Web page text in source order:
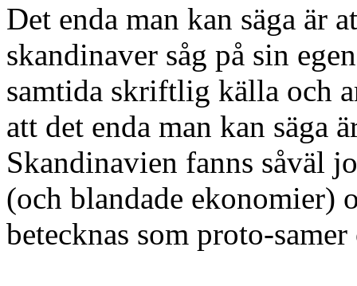
Det enda man kan säga är
skandinaver såg på sin
samtida skriftlig källa och
att det enda man kan säga
Skandinavien fanns såväl
(och blandade ekonomier)
betecknas som proto-